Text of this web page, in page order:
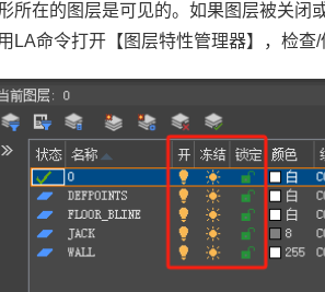
所在的图层是可见的。如果图层被关闭
LA命令打开【图层特性管理器】，检查/